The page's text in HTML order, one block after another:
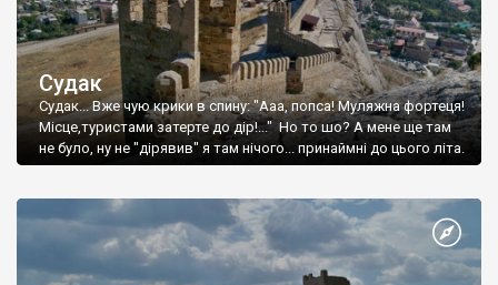
Судак
Судак... Вже чую крики в спину: "Ааа, попса! Муляжна фортеця!
Місце,туристами затерте до дір!..." Но то шо? А мене ще там
не було, ну не "дірявив" я там нічого... принаймні до цього літа.